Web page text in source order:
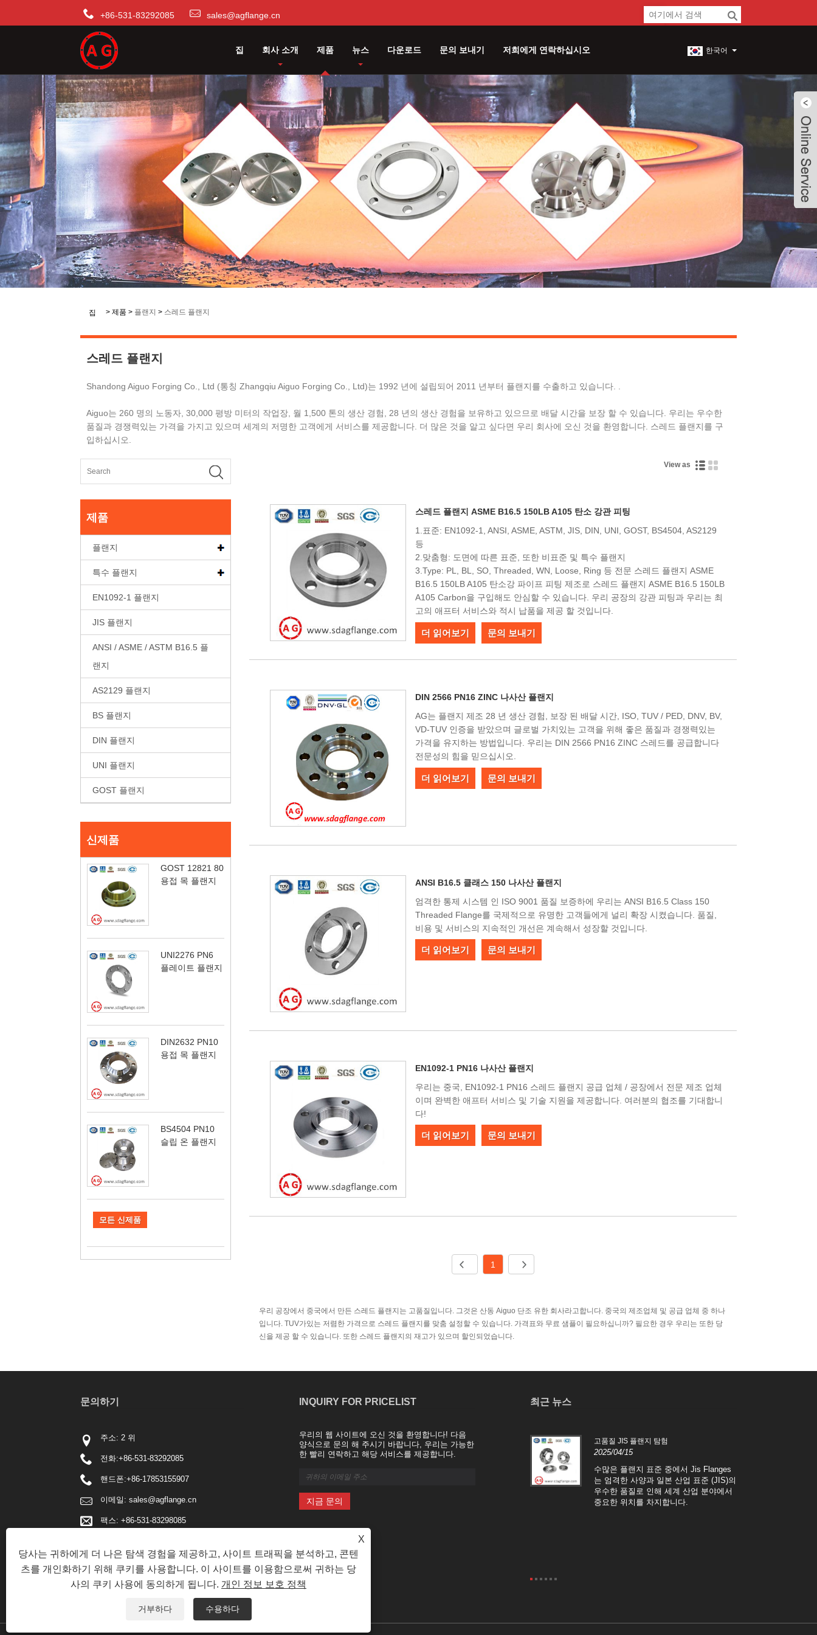
+86-531-83292085 sales@agflange.cn
집 회사 소개 제품 뉴스 다운로드 문의 보내기 저희에게 연락하십시오 한국어
집 > 제품 > 플랜지 > 스레드 플랜지
스레드 플랜지
Shandong Aiguo Forging Co., Ltd (통칭 Zhangqiu Aiguo Forging Co., Ltd)는 1992 년에 설립되어 2011 년부터 플랜지를 수출하고 있습니다. .
Aiguo는 260 명의 노동자, 30,000 평방 미터의 작업장, 월 1,500 톤의 생산 경험, 28 년의 생산 경험을 보유하고 있으므로 배달 시간을 보장 할 수 있습니다. 우리는 우수한
품질과 경쟁력있는 가격을 가지고 있으며 세계의 저명한 고객에게 서비스를 제공합니다. 더 많은 것을 알고 싶다면 우리 회사에 오신 것을 환영합니다. 스레드 플랜지를 구
입하십시오.
제품
플랜지
특수 플랜지
EN1092-1 플랜지
JIS 플랜지
ANSI / ASME / ASTM B16.5 플
랜지
AS2129 플랜지
BS 플랜지
DIN 플랜지
UNI 플랜지
GOST 플랜지
신제품
GOST 12821 80
용접 목 플랜지
UNI2276 PN6
플레이트 플랜지
DIN2632 PN10
용접 목 플랜지
BS4504 PN10
슬립 온 플랜지
모든 신제품
View as
스레드 플랜지 ASME B16.5 150LB A105 탄소 강관 피팅
1.표준: EN1092-1, ANSI, ASME, ASTM, JIS, DIN, UNI, GOST, BS4504, AS2129
등
2.맞춤형: 도면에 따른 표준, 또한 비표준 및 특수 플랜지
3.Type: PL, BL, SO, Threaded, WN, Loose, Ring 등 전문 스레드 플랜지 ASME
B16.5 150LB A105 탄소강 파이프 피팅 제조로 스레드 플랜지 ASME B16.5 150LB
A105 Carbon을 구입해도 안심할 수 있습니다. 우리 공장의 강관 피팅과 우리는 최
고의 애프터 서비스와 적시 납품을 제공 할 것입니다.
더 읽어보기 문의 보내기
DIN 2566 PN16 ZINC 나사산 플랜지
AG는 플랜지 제조 28 년 생산 경험, 보장 된 배달 시간, ISO, TUV / PED, DNV, BV,
VD-TUV 인증을 받았으며 글로벌 가치있는 고객을 위해 좋은 품질과 경쟁력있는
가격을 유지하는 방법입니다. 우리는 DIN 2566 PN16 ZINC 스레드를 공급합니다
전문성의 힘을 믿으십시오.
더 읽어보기 문의 보내기
ANSI B16.5 클래스 150 나사산 플랜지
엄격한 통제 시스템 인 ISO 9001 품질 보증하에 우리는 ANSI B16.5 Class 150
Threaded Flange를 국제적으로 유명한 고객들에게 널리 확장 시켰습니다. 품질,
비용 및 서비스의 지속적인 개선은 계속해서 성장할 것입니다.
더 읽어보기 문의 보내기
EN1092-1 PN16 나사산 플랜지
우리는 중국, EN1092-1 PN16 스레드 플랜지 공급 업체 / 공장에서 전문 제조 업체
이며 완벽한 애프터 서비스 및 기술 지원을 제공합니다. 여러분의 협조를 기대합니
다!
더 읽어보기 문의 보내기
1
우리 공장에서 중국에서 만든 스레드 플랜지는 고품질입니다. 그것은 산동 Aiguo 단조 유한 회사라고합니다. 중국의 제조업체 및 공급 업체 중 하나
입니다. TUV가있는 저렴한 가격으로 스레드 플랜지를 맞춤 설정할 수 있습니다. 가격표와 무료 샘플이 필요하십니까? 필요한 경우 우리는 또한 당
신을 제공 할 수 있습니다. 또한 스레드 플랜지의 재고가 있으며 할인되었습니다.
문의하기
주소: 2 위
전화:+86-531-83292085
핸드폰:+86-17853155907
이메일: sales@agflange.cn
팩스: +86-531-83298085
INQUIRY FOR PRICELIST
우리의 웹 사이트에 오신 것을 환영합니다! 다음
양식으로 문의 해 주시기 바랍니다, 우리는 가능한
한 빨리 연락하고 해당 서비스를 제공합니다.
최근 뉴스
블라인드 플랜지의 생산 공정 및 응용 분야
2025/03/22
고품질 JIS 플랜지 탐험
2025/04/15
수많은 플랜지 표준 중에서 Jis Flanges
는 엄격한 사양과 일본 산업 표준 (JIS)의
우수한 품질로 인해 세계 산업 분야에서
중요한 위치를 차지합니다.
X
당사는 귀하에게 더 나은 탐색 경험을 제공하고, 사이트 트래픽을 분석하고, 콘텐
츠를 개인화하기 위해 쿠키를 사용합니다. 이 사이트를 이용함으로써 귀하는 당
사의 쿠키 사용에 동의하게 됩니다. 개인 정보 보호 정책
거부하다 수용하다